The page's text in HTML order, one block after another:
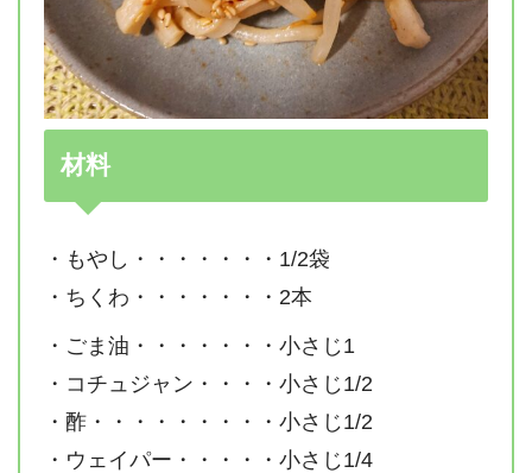
材料
・もやし・・・・・・・1/2袋
・ちくわ・・・・・・・2本
・ごま油・・・・・・・小さじ1
・コチュジャン・・・・小さじ1/2
・酢・・・・・・・・・小さじ1/2
・ウェイパー・・・・・小さじ1/4